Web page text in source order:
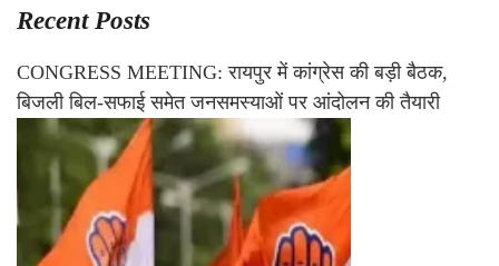
Recent Posts
CONGRESS MEETING: रायपुर में कांग्रेस की बड़ी बैठक,
बिजली बिल-सफाई समेत जनसमस्याओं पर आंदोलन की तैयारी